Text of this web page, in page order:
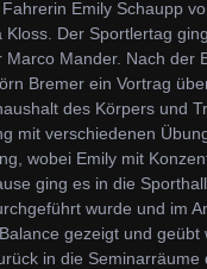
Emily Schaupp
Der Sportlertag
Mander. Nach der
Bremer ein Vortrag
des Körpers und
mit verschiedenen
wobei Emily mit
ging es in die
wurde und im
gezeigt und
in die Seminarräume